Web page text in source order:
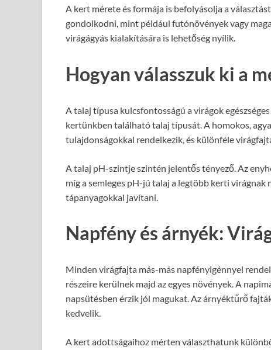
A kert mérete és formája is befolyásolja a
gondolkodni, mint például futónövények vagy
virágágyás kialakítására is lehetőség nyílik.
Hogyan válasszuk ki a
A talaj típusa kulcsfontosságú a virágok
kertünkben található talaj típusát. A homokos,
tulajdonságokkal rendelkezik, és különféle
A talaj pH-szintje szintén jelentős tényező. Az
míg a semleges pH-jú talaj a legtöbb kerti virágnak
tápanyagokkal javítani.
Napfény és árnyék:
Minden virágfajta más-más napfényigénnyel
részeire kerülnek majd az egyes növények. A
napsütésben érzik jól magukat. Az árnyéktűrő
kedvelik.
A kert adottságaihoz mérten választhatunk